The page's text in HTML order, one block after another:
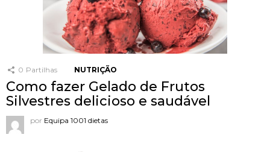
0 Partilhas NUTRIÇÃO
Como fazer Gelado de Frutos
Silvestres delicioso e saudável
por Equipa 1001 dietas